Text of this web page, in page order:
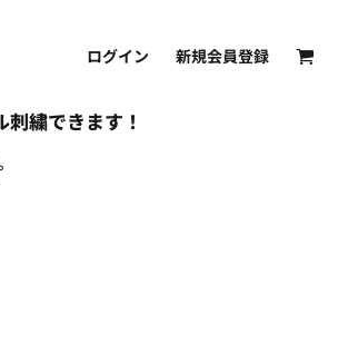
ログイン 新規会員登録
繍できます！